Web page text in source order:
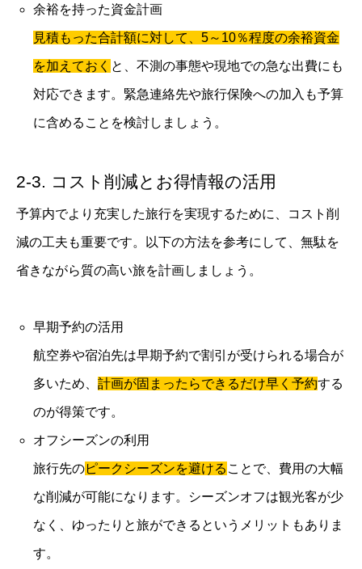
余裕を持った資金計画
見積もった合計額に対して、5～10％程度の余裕資金
を加えておく と、不測の事態や現地での急な出費にも
対応できます。緊急連絡先や旅行保険への加入も予算
に含めることを検討しましょう。
2-3. コスト削減とお得情報の活用
予算内でより充実した旅行を実現するために、コスト削
減の工夫も重要です。以下の方法を参考にして、無駄を
省きながら質の高い旅を計画しましょう。
早期予約の活用
航空券や宿泊先は早期予約で割引が受けられる場合が
多いため、 計画が固まったらできるだけ早く予約する
のが得策です。
オフシーズンの利用
旅行先のピークシーズンを避ける ことで、費用の大幅
な削減が可能になります。シーズンオフは観光客が少
なく、ゆったりと旅ができるというメリットもありま
す。